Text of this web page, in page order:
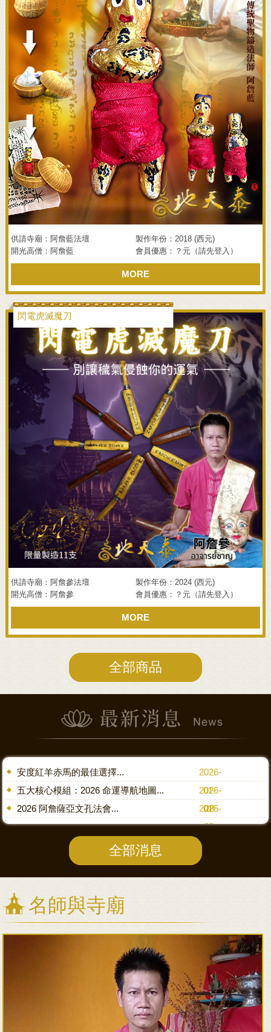
供請寺廟：阿詹藍法壇
製作年份：2018 (西元)
開光高僧：阿詹藍
會員優惠：？元（請先登入）
MORE
閃電虎滅魔刀
供請寺廟：阿詹參法壇
製作年份：2024 (西元)
開光高僧：阿詹參
會員優惠：？元（請先登入）
MORE
全部商品
安度紅羊赤馬的最佳選擇...
2026-
01-
28
五大核心模組：2026 命運導航地圖...
2026-
01-
03
2026 阿詹薩亞文孔法會...
2025-
12-
全部消息
名師與寺廟